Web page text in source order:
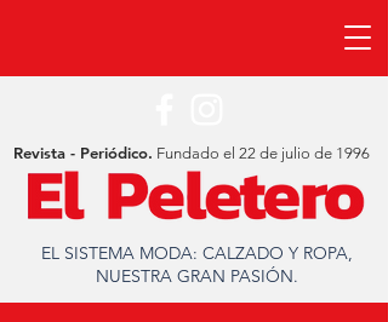
EL SISTEMA MODA: CALZADO Y ROPA,
NUESTRA GRAN PASIÓN.
Revista - Periódico. Fundado el 22 de julio de 1996